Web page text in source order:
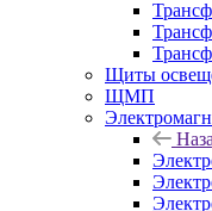
Щиты
ЩМП